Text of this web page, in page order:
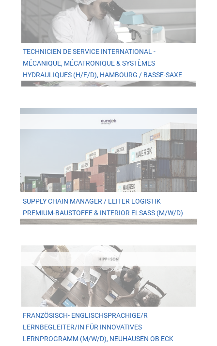
TECHNICIEN DE SERVICE INTERNATIONAL -
MÉCANIQUE, MÉCATRONIQUE & SYSTÈMES
HYDRAULIQUES (H/F/D), HAMBOURG / BASSE-SAXE
SUPPLY CHAIN MANAGER / LEITER LOGISTIK
PREMIUM-BAUSTOFFE & INTERIOR ELSASS (M/W/D)
FRANZÖSISCH- ENGLISCHSPRACHIGE/R
LERNBEGLEITER/IN FÜR INNOVATIVES
LERNPROGRAMM (M/W/D), NEUHAUSEN OB ECK